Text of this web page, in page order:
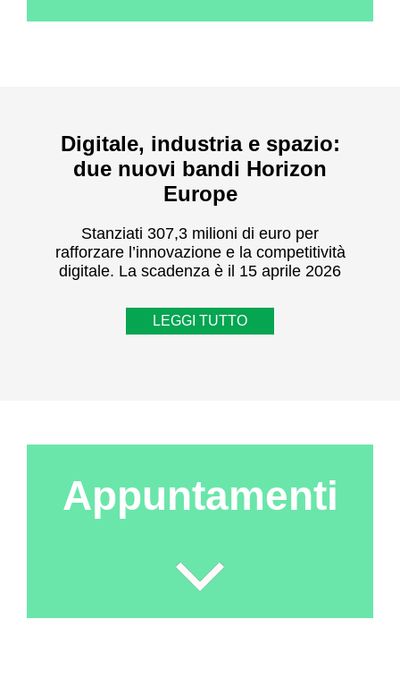
Digitale, industria e spazio:
due nuovi bandi Horizon
Europe
Stanziati 307,3 milioni di euro per
rafforzare l’innovazione e la competitività
digitale. La scadenza è il 15 aprile 2026
LEGGI TUTTO
Appuntamenti